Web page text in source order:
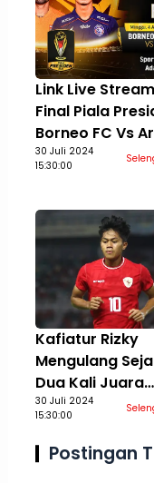
Link Live
Final Piala
Borneo FC Vs
di Vidio, 4
30 Juli 2024
15:30:00
Kafiatur Rizky
Mengulang
Dua Kali Juara
Bersama
Umur
30 Juli 2024
15:30:00
Postingan